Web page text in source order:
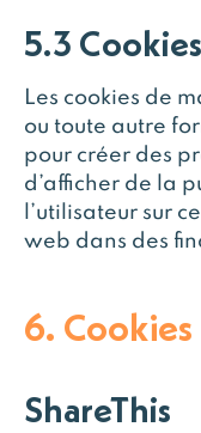
5.3
Les cookies de
ou toute autre
pour créer des
d’afficher de la
l’utilisateur sur
web dans des
6.
ShareThis